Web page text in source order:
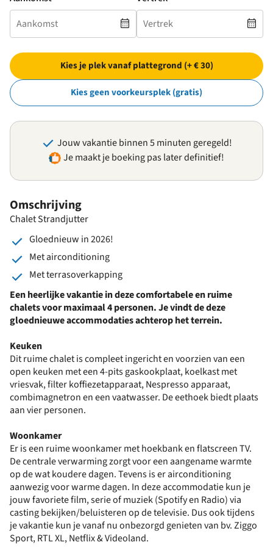
Omschrijving
Chalet Strandjutter
Gloednieuw in 2026!
Met airconditioning
Met terrasoverkapping
Een heerlijke vakantie in deze comfortabele en ruime
chalets voor maximaal 4 personen. Je vindt de deze
gloednieuwe accommodaties achterop het terrein.
Keuken
Dit ruime chalet is compleet ingericht en voorzien van een
open keuken met een 4-pits gaskookplaat, koelkast met
vriesvak, filter koffiezetapparaat, Nespresso apparaat,
combimagnetron en een vaatwasser. De eethoek biedt plaats
aan vier personen.
Woonkamer
Er is een ruime woonkamer met hoekbank en flatscreen TV.
De centrale verwarming zorgt voor een aangename warmte
op de wat koudere dagen. Tevens is er airconditioning
aanwezig voor warme dagen. In deze accommodatie kun je
jouw favoriete film, serie of muziek (Spotify en Radio) via
casting bekijken/beluisteren op de televisie. Dus ook tijdens
je vakantie kun je vanaf nu onbezorgd genieten van bv. Ziggo
Sport, RTL XL, Netflix & Videoland.
Kies je plek vanaf plattegrond (+ € 30)
Kies geen voorkeursplek (gratis)
Jouw vakantie binnen 5 minuten geregeld!
Je maakt je boeking pas later definitief!